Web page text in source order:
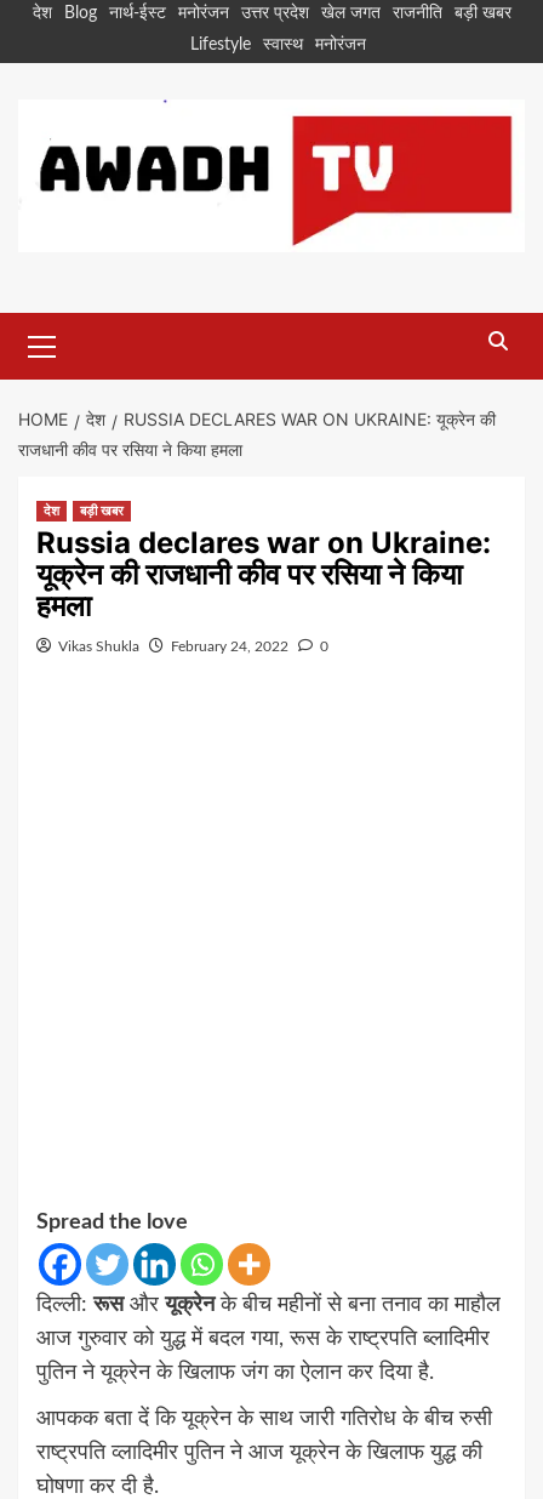
Skipदेश Blog नार्थ-ईस्ट मनोरंजन उत्तर प्रदेश खेल जगत राजनीति
बड़ी खबर
Lifestyle
स्वास्थ मनोरंजन
Menu
HOME देश
RUSSIA DECLARES WAR ON UKRAINE: यूक्रेन की
राजधानी कीव पर रसिया ने किया हमला
देश बड़ी खबर
Russia declares war on Ukraine:
यूक्रेन की राजधानी कीव पर रसिया ने किया
हमला
Vikas Shukla February 24, 2022 0
Spread the love
दिल्ली:रूसऔरयूक्रेनके बीच महीनों से बना तनाव का माहौल
आज गुरुवार को युद्ध में बदल गया, रूस के राष्ट्रपति ब्लादिमीर
पुतिन ने यूक्रेन के खिलाफ जंग का ऐलान कर दिया है.
आपकक बता दें कि यूक्रेन के साथ जारी गतिरोध के बीच रुसी
राष्ट्रपति व्लादिमीर पुतिन ने आज यूक्रेन के खिलाफ युद्ध की
घोषणा कर दी है.